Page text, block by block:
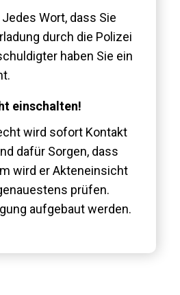
Wort, dass Sie
durch die Polizei
haben Sie ein
einschalten!
wird sofort Kontakt
dafür Sorgen, dass
wird er Akteneinsicht
prüfen.
aufgebaut werden.